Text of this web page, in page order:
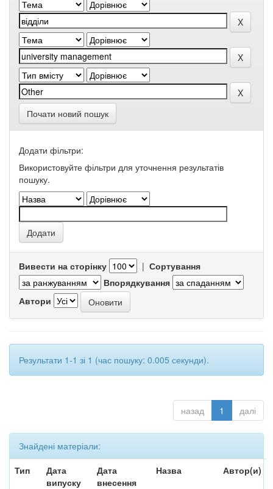
Почати новий пошук
Додати фільтри:
Використовуйте фільтри для уточнення результатів
пошуку.
Вивести на сторінку | Сортування
Впорядкування
Автори
Результати 1-1 зі 1 (час пошуку: 0.005 секунди).
назад 1 далі
Знайдені матеріали:
Тип
Дата
випуску
Дата
внесення
Назва Автор(и)